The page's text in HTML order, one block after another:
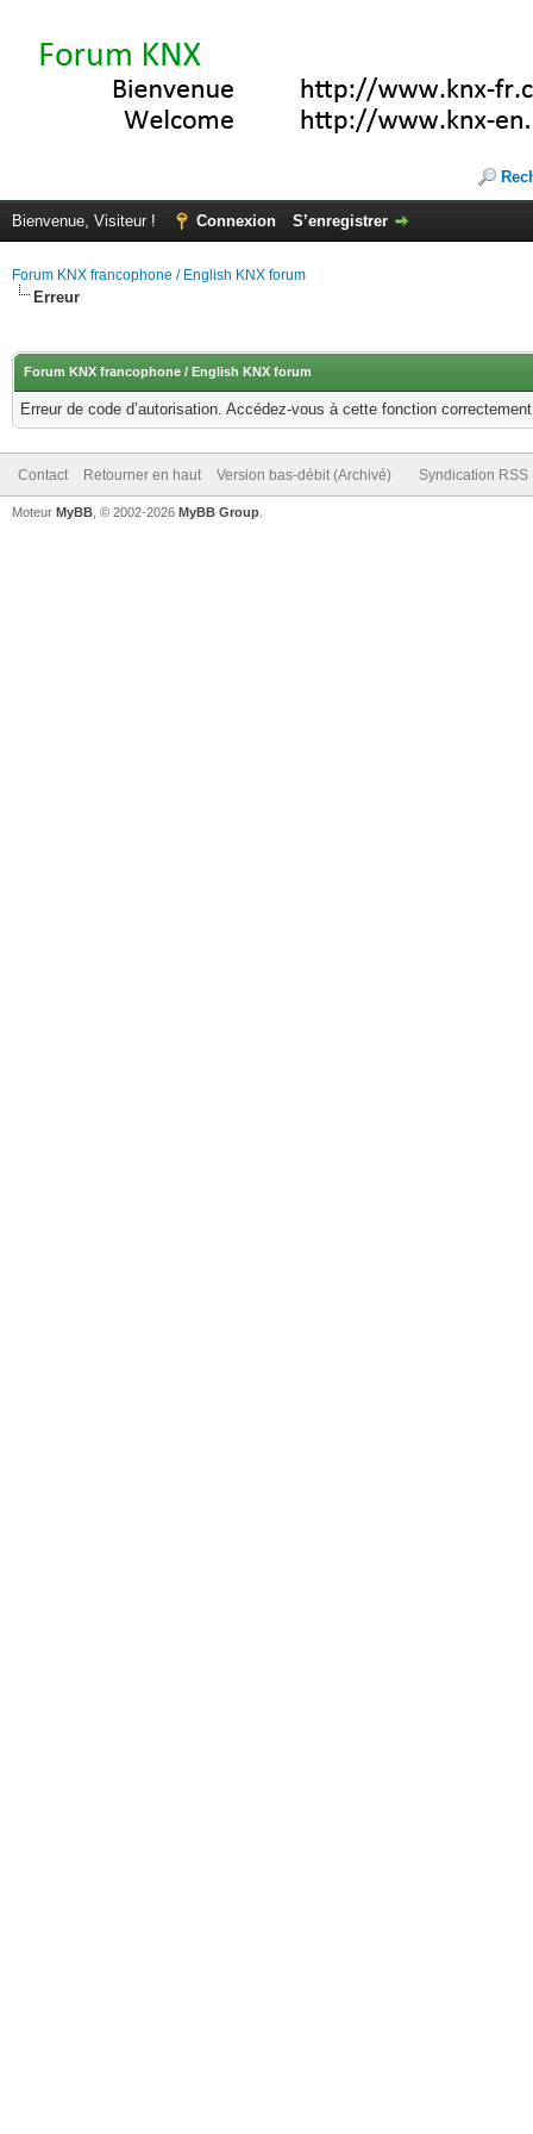
Bienvenue, Visiteur ! Connexion S’enregistrer
Forum KNX francophone / English KNX forum
Erreur
Forum KNX francophone / English KNX forum
Erreur de code d’autorisation. Accédez-vous à cette fonction
Contact Retourner en haut Version bas-débit (Archivé) Syndication RSS
Moteur MyBB , © 2002-2026 MyBB Group